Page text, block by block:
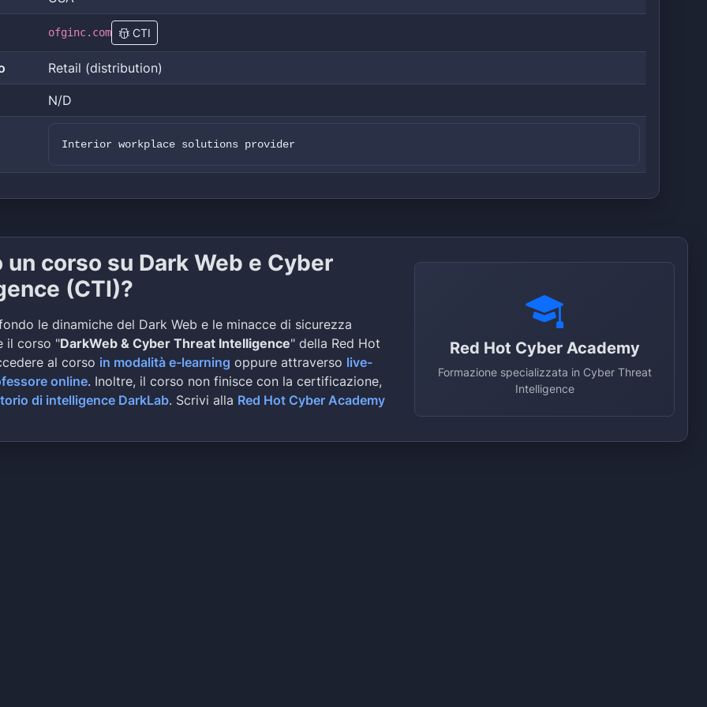
ofginc.com CTI
Retail (distribution)
N/D
Interior workplace solutions provider
corso su Dark Web e Cyber
(CTI)?
le dinamiche del Dark Web e le minacce di sicurezza
il corso "DarkWeb & Cyber Threat Intelligence" della Red Hot
al corso in modalità e-learning oppure attraverso live-
online. Inoltre, il corso non finisce con la certificazione,
di intelligence DarkLab. Scrivi alla Red Hot Cyber Academy
Red Hot Cyber Academy
Formazione specializzata in Cyber Threat
Intelligence